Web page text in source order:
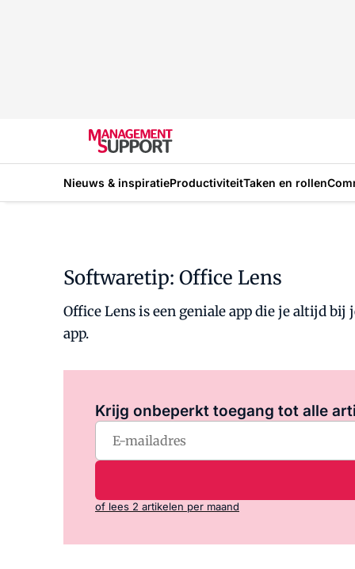
Nieuws & inspiratieProductiviteitTaken en rollen
Softwaretip: Office Lens
Office Lens is een geniale app die je altijd
app.
Krijg onbeperkt toegang tot alle
of lees 2 artikelen per maand